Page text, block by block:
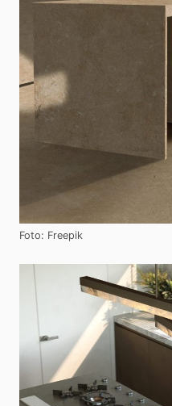
Foto: Freepik